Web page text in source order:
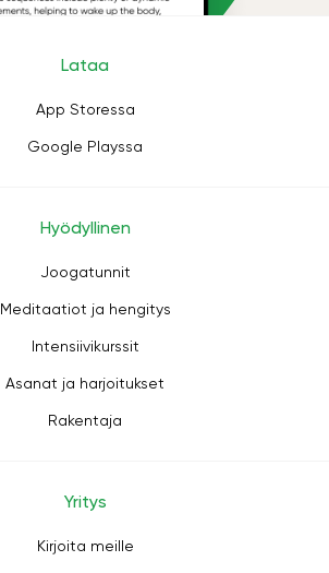
Lataa
App Storessa
Google Playssa
Hyödyllinen
Joogatunnit
Meditaatiot ja hengitys
Intensiivikurssit
Asanat ja harjoitukset
Rakentaja
Yritys
Kirjoita meille